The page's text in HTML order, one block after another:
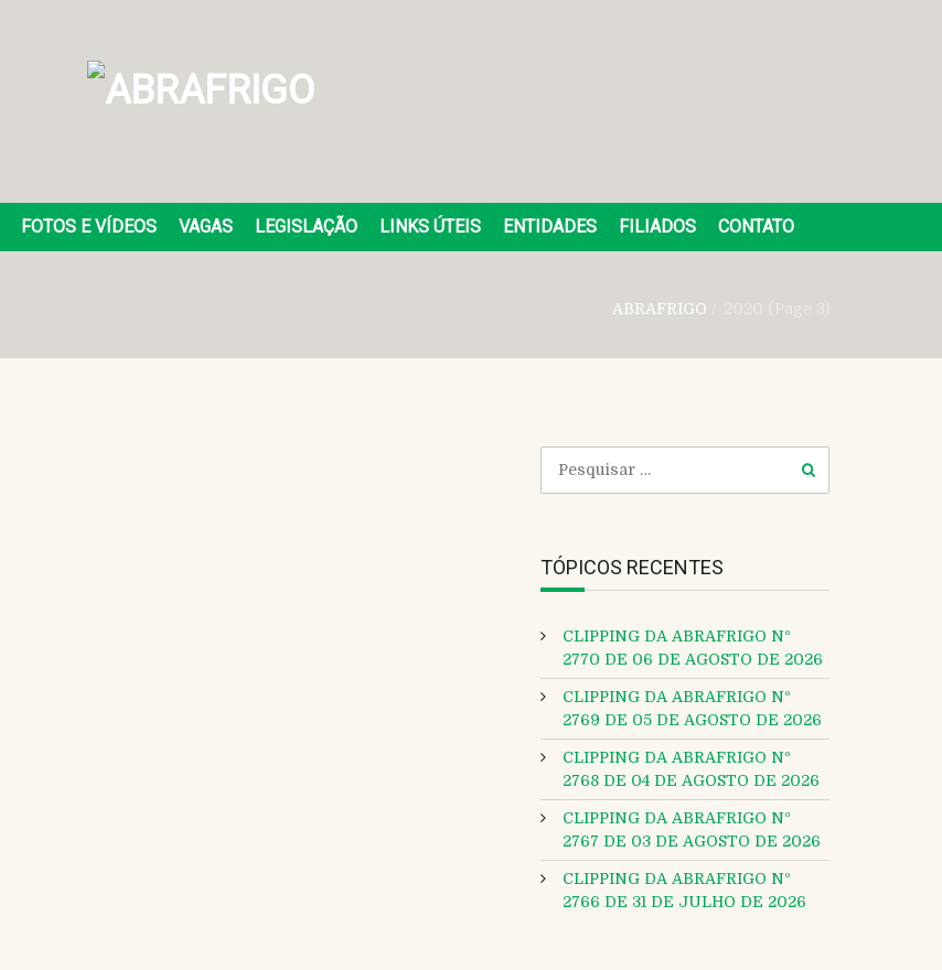
FOTOS E VÍDEOS VAGAS LEGISLAÇÃO LINKS ÚTEIS ENTIDADES FILIADOS CONTATO
ABRAFRIGO
TÓPICOS RECENTES
CLIPPING DA ABRAFRIGO Nº
2770 DE 06 DE AGOSTO DE 2026
CLIPPING DA ABRAFRIGO Nº
2769 DE 05 DE AGOSTO DE 2026
CLIPPING DA ABRAFRIGO Nº
2768 DE 04 DE AGOSTO DE 2026
CLIPPING DA ABRAFRIGO Nº
2767 DE 03 DE AGOSTO DE 2026
CLIPPING DA ABRAFRIGO Nº
2766 DE 31 DE JULHO DE 2026